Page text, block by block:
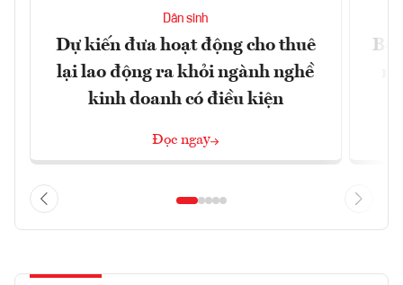
Dân sinh
Dự kiến đưa hoạt động cho thuê
lại lao động ra khỏi ngành nghề
kinh doanh có điều kiện
Đọc ngay
Bộ